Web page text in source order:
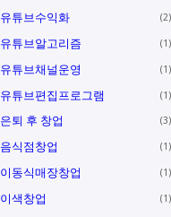
유튜브수익화 2
유튜브알고리즘 1
유튜브채널운영 1
유튜브편집프로그램 1
은퇴 후 창업 3
음식점창업 1
이동식매장창업 1
이색창업 1